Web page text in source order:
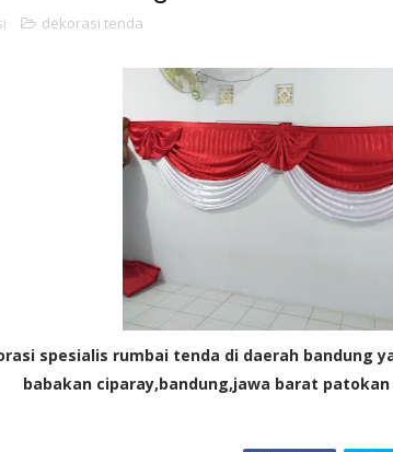
dekorasi tenda
spesialis rumbai tenda di daerah bandung
babakan ciparay,bandung,jawa barat